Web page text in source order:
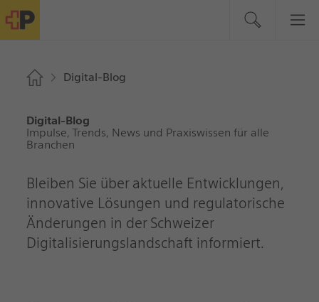
Digital-Blog
Digital-Blog
Impulse, Trends, News und Praxiswissen für alle
Branchen
Bleiben Sie über aktuelle Entwicklungen,
innovative Lösungen und regulatorische
Änderungen in der Schweizer
Digitalisierungslandschaft informiert.